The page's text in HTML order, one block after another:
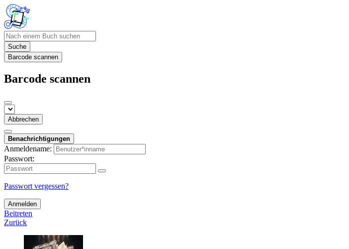
Suche
Barcode scannen
Barcode scannen
Abbrechen
Benachrichtigungen
Anmeldename:
Passwort:
Passwort vergessen?
Anmelden
Beitreten
Zurück